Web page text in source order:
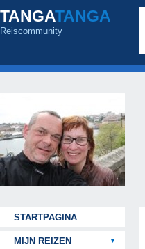
TANGATANGA
Reiscommunity
STARTPAGINA
MIJN REIZEN